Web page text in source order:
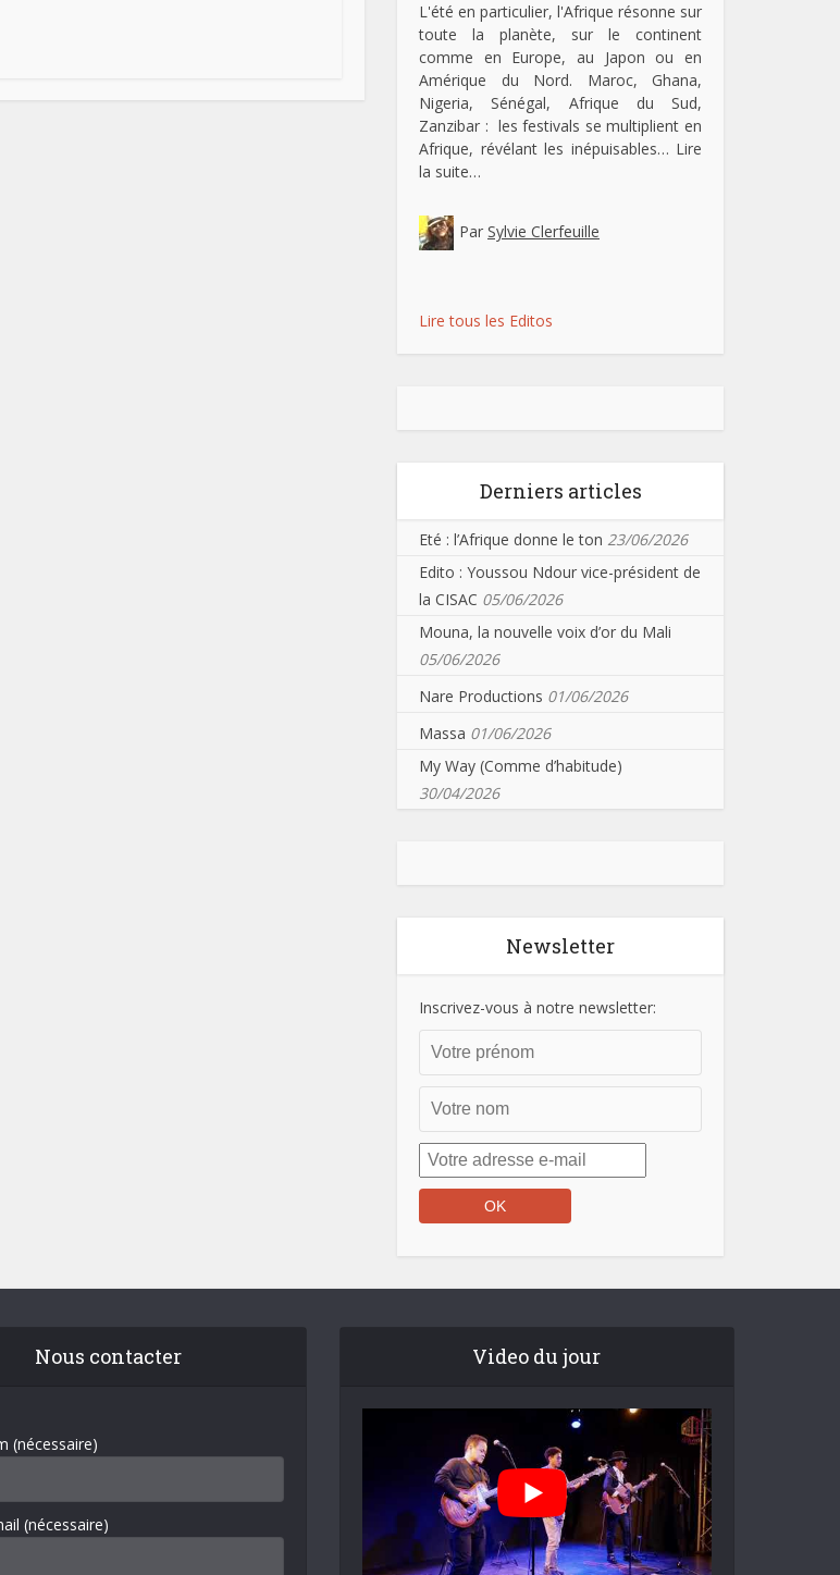
L'été en particulier, l'Afrique résonne sur
toute la planète, sur le continent
comme en Europe, au Japon ou en
Amérique du Nord. Maroc, Ghana,
Nigeria, Sénégal, Afrique du Sud,
Zanzibar : les festivals se multiplient en
Afrique, révélant les inépuisables… Lire
la suite…
Par Sylvie Clerfeuille
Lire tous les Editos
Derniers articles
Eté : l’Afrique donne le ton 23/06/2026
Edito : Youssou Ndour vice-président de
la CISAC 05/06/2026
Mouna, la nouvelle voix d’or du Mali
05/06/2026
Nare Productions 01/06/2026
Massa 01/06/2026
My Way (Comme d’habitude)
30/04/2026
Newsletter
Inscrivez-vous à notre newsletter:
Nous contacter
(nécessaire)
(nécessaire)
Video du jour